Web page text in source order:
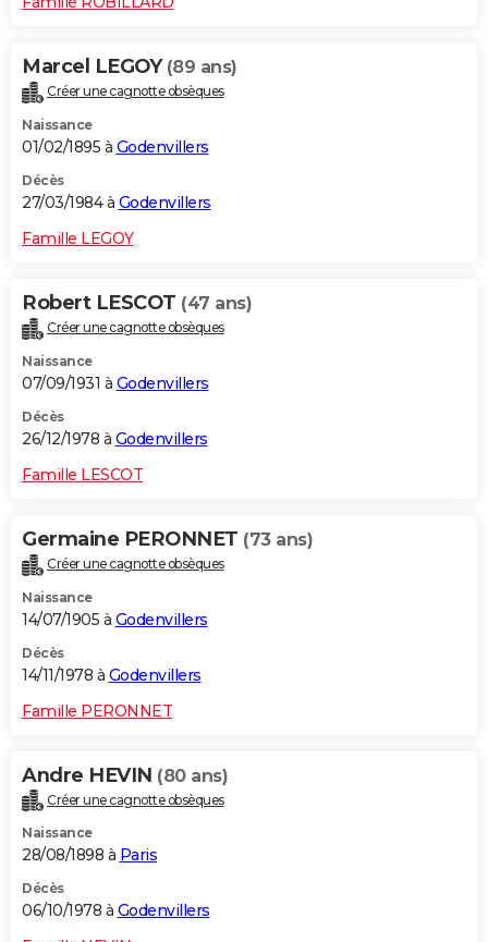
Marcel LEGOY (89 ans)
Créer une cagnotte obsèques
Naissance
01/02/1895 à Godenvillers
Décès
27/03/1984 à Godenvillers
Famille LEGOY
Robert LESCOT (47 ans)
Créer une cagnotte obsèques
Naissance
07/09/1931 à Godenvillers
Décès
26/12/1978 à Godenvillers
Famille LESCOT
Germaine PERONNET (73 ans)
Créer une cagnotte obsèques
Naissance
14/07/1905 à Godenvillers
Décès
14/11/1978 à Godenvillers
Famille PERONNET
Andre HEVIN (80 ans)
Créer une cagnotte obsèques
Naissance
28/08/1898 à Paris
Décès
06/10/1978 à Godenvillers